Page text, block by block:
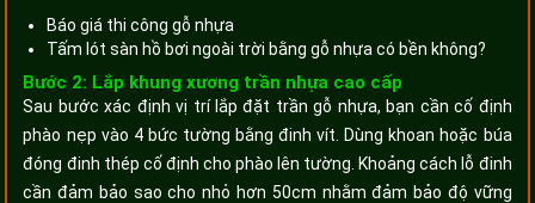
Báo giá thi công gỗ nhựa
Tấm lót sàn hồ bơi ngoài trời bằng gỗ nhựa có bền không?
Bước 2: Lắp khung xương trần nhựa cao cấp
Sau bước xác định vị trí lắp đặt trần gỗ nhựa, bạn cần cố định
phào nẹp vào 4 bức tường bằng đinh vít. Dùng khoan hoặc búa
đóng đinh thép cố định cho phào lên tường. Khoảng cách lỗ đinh
cần đảm bảo sao cho nhỏ hơn 50cm nhằm đảm bảo độ vững